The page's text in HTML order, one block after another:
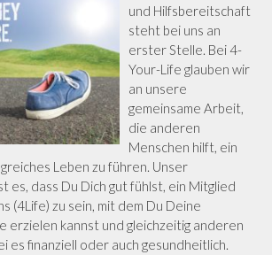
und Hilfsbereitschaft
steht bei uns an
erster Stelle. Bei 4-
Your-Life glauben wir
an unsere
gemeinsame Arbeit,
die anderen
Menschen hilft, ein
Leben zu führen. Unser
es, dass Du Dich gut fühlst, ein Mitglied
(4Life) zu sein, mit dem Du Deine
erzielen kannst und gleichzeitig anderen
es finanziell oder auch gesundheitlich.